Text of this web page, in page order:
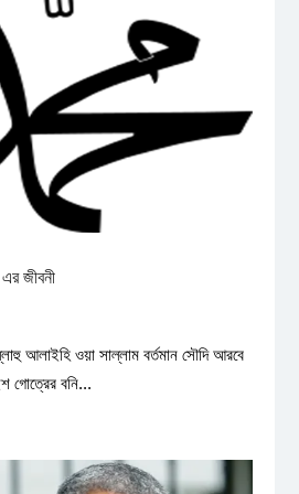
জীবনী
আলাইহি ওয়া সাল্লাম বর্তমান সৌদি আরবে
গোত্রের বনি...